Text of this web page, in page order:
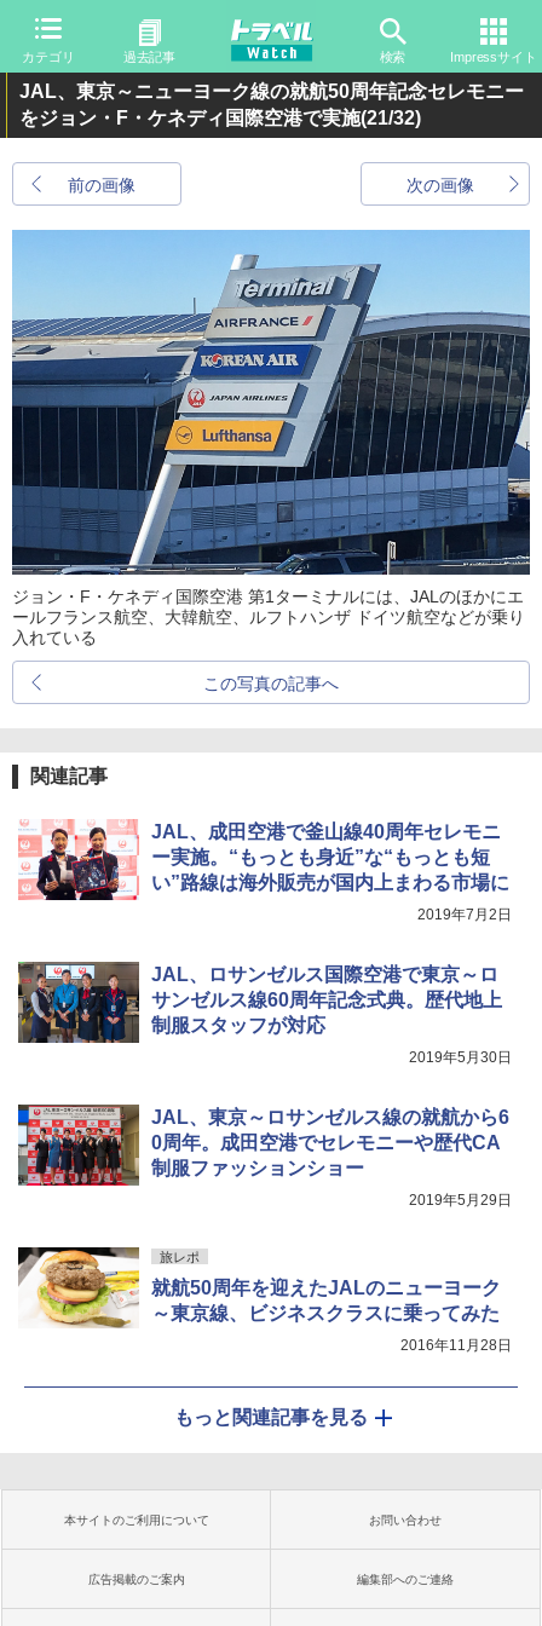
カテゴリ 過去記事 検索 Impressサイト
JAL、東京～ニューヨーク線の就航50周年記念セレモニー
をジョン・F・ケネディ国際空港で実施(21/32)
前の画像 次の画像
ジョン・F・ケネディ国際空港 第1ターミナルには、JALのほかにエ
ールフランス航空、大韓航空、ルフトハンザ ドイツ航空などが乗り
入れている
この写真の記事へ
関連記事
JAL、成田空港で釜山線40周年セレモニ
ー実施。“もっとも身近”な“もっとも短
い”路線は海外販売が国内上まわる市場に
2019年7月2日
JAL、ロサンゼルス国際空港で東京～ロ
サンゼルス線60周年記念式典。歴代地上
制服スタッフが対応
2019年5月30日
JAL、東京～ロサンゼルス線の就航から6
0周年。成田空港でセレモニーや歴代CA
制服ファッションショー
2019年5月29日
旅レポ
就航50周年を迎えたJALのニューヨーク
～東京線、ビジネスクラスに乗ってみた
2016年11月28日
もっと関連記事を見る
本サイトのご利用について お問い合わせ
広告掲載のご案内 編集部へのご連絡